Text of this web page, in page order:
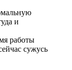
и
работы
сужусь